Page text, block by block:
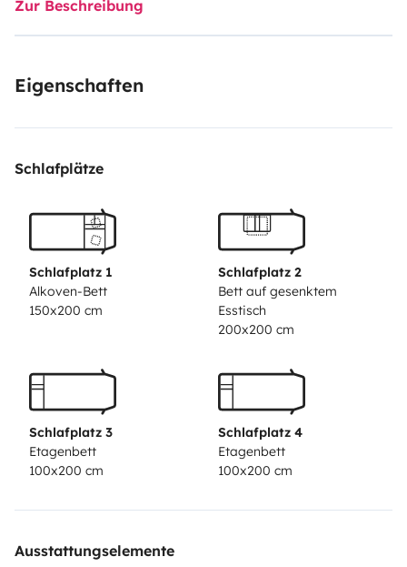
einem geräumigen Alkoven-Wohnmobil, ideal für
Familien oder Gruppen.🛌 Platz und KomfortBis zu 6
FahrtDoppelbett im Alkoven
Spüle Großer Kühlschrank mit Gefrierfach
FahrenZuverlässiger Fiat Ducato MotorCa. 7,1 m
Klimaanlage im FahrerhausFührerschein Klasse
B ausreichend
✅ Sofort startklar.
Zur Beschreibung
Eigenschaften
Schlafplätze
Schlafplatz 1
Alkoven-Bett
150x200 cm
Schlafplatz 2
Bett auf gesenktem
Esstisch
200x200 cm
Schlafplatz 3
Etagenbett
100x200 cm
Schlafplatz 4
Etagenbett
100x200 cm
Ausstattungselemente